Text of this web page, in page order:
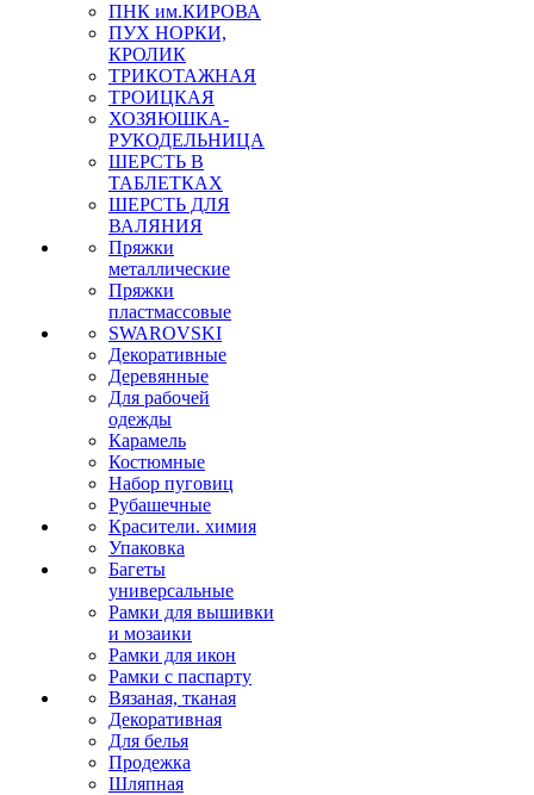
ПНК им.КИРОВА
ПУХ НОРКИ,
КРОЛИК
ТРИКОТАЖНАЯ
ТРОИЦКАЯ
ХОЗЯЮШКА-
РУКОДЕЛЬНИЦА
ШЕРСТЬ В
ТАБЛЕТКАХ
ШЕРСТЬ ДЛЯ
ВАЛЯНИЯ
Пряжки
металлические
Пряжки
пластмассовые
SWAROVSKI
Декоративные
Деревянные
Для рабочей
одежды
Карамель
Костюмные
Набор пуговиц
Рубашечные
Красители. химия
Упаковка
Багеты
универсальные
Рамки для вышивки
и мозаики
Рамки для икон
Рамки с паспарту
Вязаная, тканая
Декоративная
Для белья
Продежка
Шляпная